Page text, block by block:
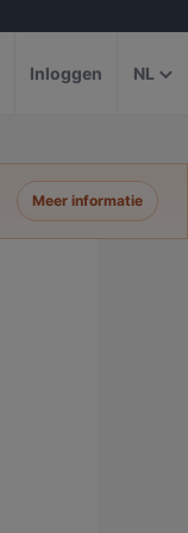
Inloggen NL
Meer informatie